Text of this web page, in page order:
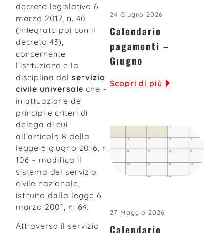
decreto legislativo 6
marzo 2017, n. 40
(integrato poi con il
decreto 43),
concernente
l’istituzione e la
disciplina del servizio
civile universale che –
in attuazione dei
principi e criteri di
delega di cui
all’articolo 8 della
legge 6 giugno 2016, n.
106 – modifica il
sistema del servizio
civile nazionale,
istituito dalla legge 6
marzo 2001, n. 64.
Attraverso il servizio
24 Giugno 2026
Calendario
pagamenti –
Giugno
Scopri di più
27 Maggio 2026
Calendario